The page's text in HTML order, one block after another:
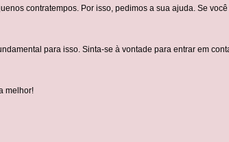
contratempos. Por isso, pedimos a sua ajuda. Se
para isso. Sinta-se à vontade para entrar em
melhor!